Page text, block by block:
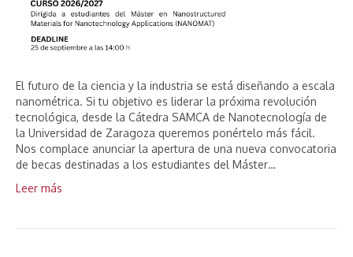
El futuro de la ciencia y la industria se está diseñando a escala
nanométrica. Si tu objetivo es liderar la próxima revolución
tecnológica, desde la Cátedra SAMCA de Nanotecnología de
la Universidad de Zaragoza queremos ponértelo más fácil.
Nos complace anunciar la apertura de una nueva convocatoria
de becas destinadas a los estudiantes del Máster…
Leer más